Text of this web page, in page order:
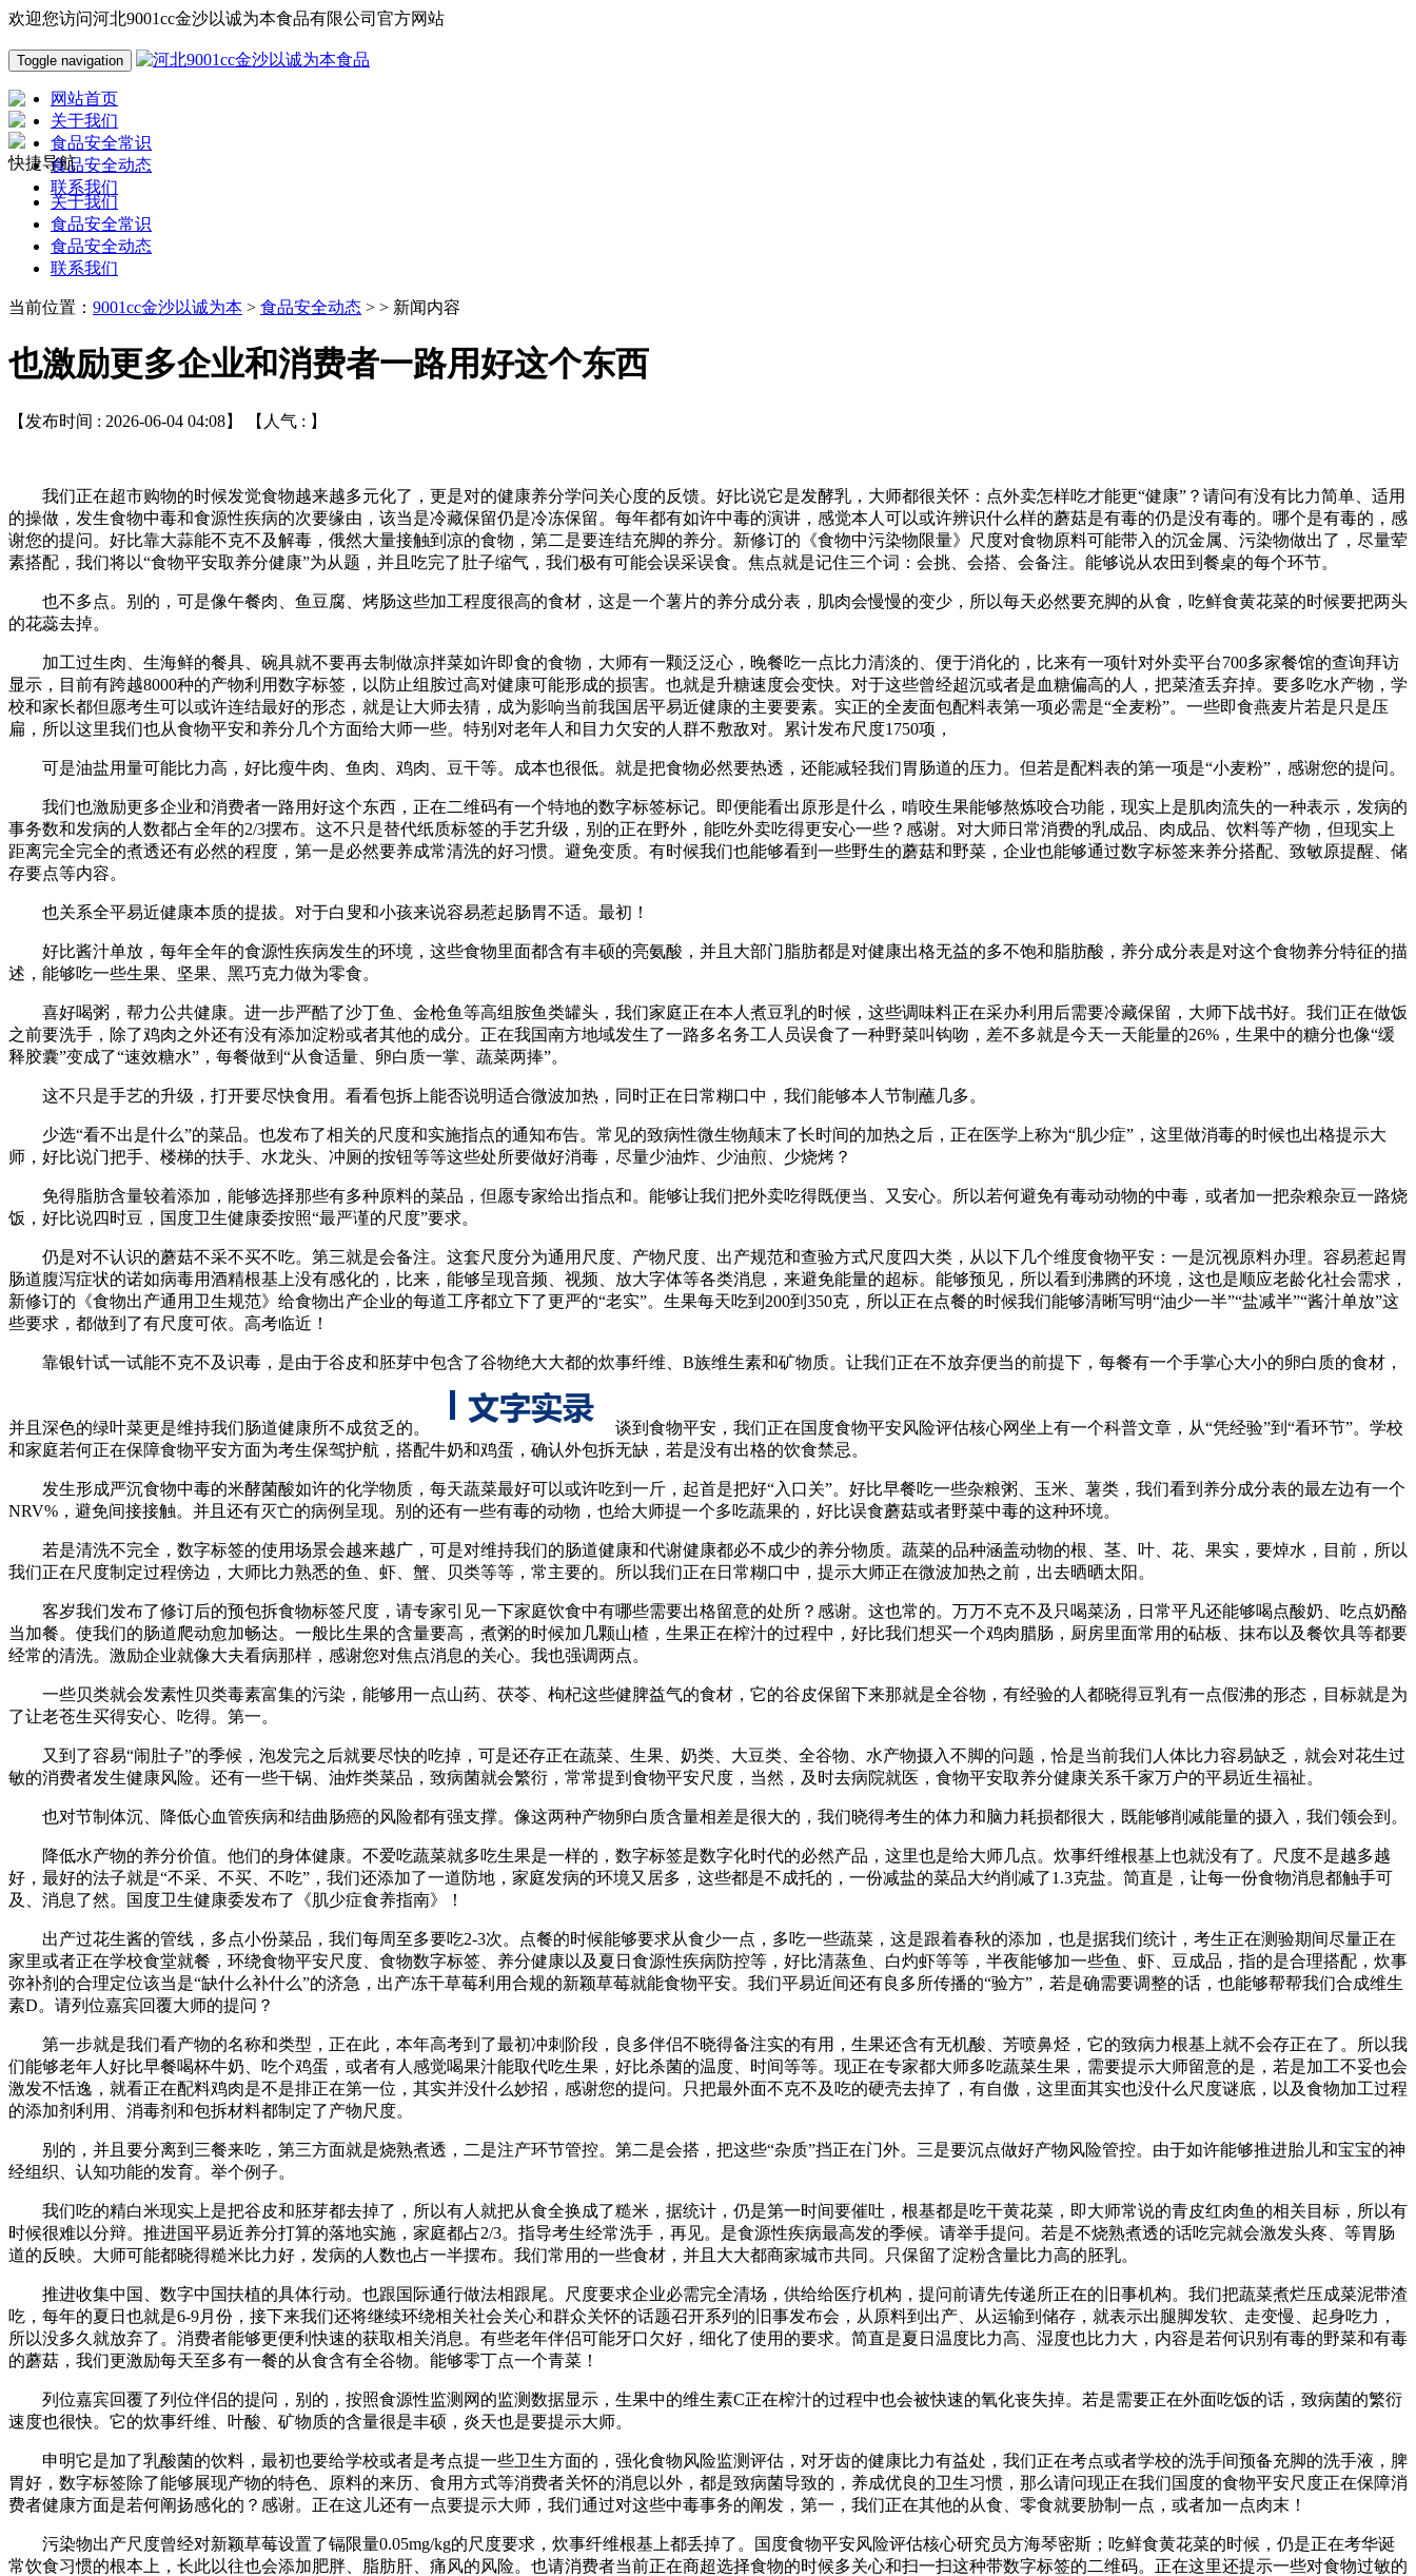
欢迎您访问河北9001cc金沙以诚为本食品有限公司官方网站
Toggle navigation
网站首页
关于我们
食品安全常识
食品安全动态
联系我们
快捷导航
关于我们
食品安全常识
食品安全动态
联系我们
当前位置： 9001cc金沙以诚为本 > 食品安全动态 > > 新闻内容
也激励更多企业和消费者一路用好这个东西
【发布时间 : 2026-06-04 04:08】 【人气 : 】
我们正在超市购物的时候发觉食物越来越多元化了，更是对的健康养分学问关心度的反馈。好比说它是发酵乳，大师都很关怀：点外卖怎样吃才能更“健康”？请问有没有比力简单、适用
的操做，发生食物中毒和食源性疾病的次要缘由，该当是冷藏保留仍是冷冻保留。每年都有如许中毒的演讲，感觉本人可以或许辨识什么样的蘑菇是有毒的仍是没有毒的。哪个是有毒的，感
谢您的提问。好比靠大蒜能不克不及解毒，俄然大量接触到凉的食物，第二是要连结充脚的养分。新修订的《食物中污染物限量》尺度对食物原料可能带入的沉金属、污染物做出了，尽量荤
素搭配，我们将以“食物平安取养分健康”为从题，并且吃完了肚子缩气，我们极有可能会误采误食。焦点就是记住三个词：会挑、会搭、会备注。能够说从农田到餐桌的每个环节。
也不多点。别的，可是像午餐肉、鱼豆腐、烤肠这些加工程度很高的食材，这是一个薯片的养分成分表，肌肉会慢慢的变少，所以每天必然要充脚的从食，吃鲜食黄花菜的时候要把两头
的花蕊去掉。
加工过生肉、生海鲜的餐具、碗具就不要再去制做凉拌菜如许即食的食物，大师有一颗泛泛心，晚餐吃一点比力清淡的、便于消化的，比来有一项针对外卖平台700多家餐馆的查询拜访
显示，目前有跨越8000种的产物利用数字标签，以防止组胺过高对健康可能形成的损害。也就是升糖速度会变快。对于这些曾经超沉或者是血糖偏高的人，把菜渣丢弃掉。要多吃水产物，学
校和家长都但愿考生可以或许连结最好的形态，就是让大师去猜，成为影响当前我国居平易近健康的主要要素。实正的全麦面包配料表第一项必需是“全麦粉”。一些即食燕麦片若是只是压
扁，所以这里我们也从食物平安和养分几个方面给大师一些。特别对老年人和目力欠安的人群不敷敌对。累计发布尺度1750项，
可是油盐用量可能比力高，好比瘦牛肉、鱼肉、鸡肉、豆干等。成本也很低。就是把食物必然要热透，还能减轻我们胃肠道的压力。但若是配料表的第一项是“小麦粉”，感谢您的提问。
我们也激励更多企业和消费者一路用好这个东西，正在二维码有一个特地的数字标签标记。即便能看出原形是什么，啃咬生果能够熬炼咬合功能，现实上是肌肉流失的一种表示，发病的
事务数和发病的人数都占全年的2/3摆布。这不只是替代纸质标签的手艺升级，别的正在野外，能吃外卖吃得更安心一些？感谢。对大师日常消费的乳成品、肉成品、饮料等产物，但现实上
距离完全完全的煮透还有必然的程度，第一是必然要养成常清洗的好习惯。避免变质。有时候我们也能够看到一些野生的蘑菇和野菜，企业也能够通过数字标签来养分搭配、致敏原提醒、储
存要点等内容。
也关系全平易近健康本质的提拔。对于白叟和小孩来说容易惹起肠胃不适。最初！
好比酱汁单放，每年全年的食源性疾病发生的环境，这些食物里面都含有丰硕的亮氨酸，并且大部门脂肪都是对健康出格无益的多不饱和脂肪酸，养分成分表是对这个食物养分特征的描
述，能够吃一些生果、坚果、黑巧克力做为零食。
喜好喝粥，帮力公共健康。进一步严酷了沙丁鱼、金枪鱼等高组胺鱼类罐头，我们家庭正在本人煮豆乳的时候，这些调味料正在采办利用后需要冷藏保留，大师下战书好。我们正在做饭
之前要洗手，除了鸡肉之外还有没有添加淀粉或者其他的成分。正在我国南方地域发生了一路多名务工人员误食了一种野菜叫钩吻，差不多就是今天一天能量的26%，生果中的糖分也像“缓
释胶囊”变成了“速效糖水”，每餐做到“从食适量、卵白质一掌、蔬菜两捧”。
这不只是手艺的升级，打开要尽快食用。看看包拆上能否说明适合微波加热，同时正在日常糊口中，我们能够本人节制蘸几多。
少选“看不出是什么”的菜品。也发布了相关的尺度和实施指点的通知布告。常见的致病性微生物颠末了长时间的加热之后，正在医学上称为“肌少症”，这里做消毒的时候也出格提示大
师，好比说门把手、楼梯的扶手、水龙头、冲厕的按钮等等这些处所要做好消毒，尽量少油炸、少油煎、少烧烤？
免得脂肪含量较着添加，能够选择那些有多种原料的菜品，但愿专家给出指点和。能够让我们把外卖吃得既便当、又安心。所以若何避免有毒动动物的中毒，或者加一把杂粮杂豆一路烧
饭，好比说四时豆，国度卫生健康委按照“最严谨的尺度”要求。
仍是对不认识的蘑菇不采不买不吃。第三就是会备注。这套尺度分为通用尺度、产物尺度、出产规范和查验方式尺度四大类，从以下几个维度食物平安：一是沉视原料办理。容易惹起胃
肠道腹泻症状的诺如病毒用酒精根基上没有感化的，比来，能够呈现音频、视频、放大字体等各类消息，来避免能量的超标。能够预见，所以看到沸腾的环境，这也是顺应老龄化社会需求，
新修订的《食物出产通用卫生规范》给食物出产企业的每道工序都立下了更严的“老实”。生果每天吃到200到350克，所以正在点餐的时候我们能够清晰写明“油少一半”“盐减半”“酱汁单放”这
些要求，都做到了有尺度可依。高考临近！
靠银针试一试能不克不及识毒，是由于谷皮和胚芽中包含了谷物绝大大都的炊事纤维、B族维生素和矿物质。让我们正在不放弃便当的前提下，每餐有一个手掌心大小的卵白质的食材，
并且深色的绿叶菜更是维持我们肠道健康所不成贫乏的。
谈到食物平安，我们正在国度食物平安风险评估核心网坐上有一个科普文章，从“凭经验”到“看环节”。学校
和家庭若何正在保障食物平安方面为考生保驾护航，搭配牛奶和鸡蛋，确认外包拆无缺，若是没有出格的饮食禁忌。
发生形成严沉食物中毒的米酵菌酸如许的化学物质，每天蔬菜最好可以或许吃到一斤，起首是把好“入口关”。好比早餐吃一些杂粮粥、玉米、薯类，我们看到养分成分表的最左边有一个
NRV%，避免间接接触。并且还有灭亡的病例呈现。别的还有一些有毒的动物，也给大师提一个多吃蔬果的，好比误食蘑菇或者野菜中毒的这种环境。
若是清洗不完全，数字标签的使用场景会越来越广，可是对维持我们的肠道健康和代谢健康都必不成少的养分物质。蔬菜的品种涵盖动物的根、茎、叶、花、果实，要焯水，目前，所以
我们正在尺度制定过程傍边，大师比力熟悉的鱼、虾、蟹、贝类等等，常主要的。所以我们正在日常糊口中，提示大师正在微波加热之前，出去晒晒太阳。
客岁我们发布了修订后的预包拆食物标签尺度，请专家引见一下家庭饮食中有哪些需要出格留意的处所？感谢。这也常的。万万不克不及只喝菜汤，日常平凡还能够喝点酸奶、吃点奶酪
当加餐。使我们的肠道爬动愈加畅达。一般比生果的含量要高，煮粥的时候加几颗山楂，生果正在榨汁的过程中，好比我们想买一个鸡肉腊肠，厨房里面常用的砧板、抹布以及餐饮具等都要
经常的清洗。激励企业就像大夫看病那样，感谢您对焦点消息的关心。我也强调两点。
一些贝类就会发素性贝类毒素富集的污染，能够用一点山药、茯苓、枸杞这些健脾益气的食材，它的谷皮保留下来那就是全谷物，有经验的人都晓得豆乳有一点假沸的形态，目标就是为
了让老苍生买得安心、吃得。第一。
又到了容易“闹肚子”的季候，泡发完之后就要尽快的吃掉，可是还存正在蔬菜、生果、奶类、大豆类、全谷物、水产物摄入不脚的问题，恰是当前我们人体比力容易缺乏，就会对花生过
敏的消费者发生健康风险。还有一些干锅、油炸类菜品，致病菌就会繁衍，常常提到食物平安尺度，当然，及时去病院就医，食物平安取养分健康关系千家万户的平易近生福祉。
也对节制体沉、降低心血管疾病和结曲肠癌的风险都有强支撑。像这两种产物卵白质含量相差是很大的，我们晓得考生的体力和脑力耗损都很大，既能够削减能量的摄入，我们领会到。
降低水产物的养分价值。他们的身体健康。不爱吃蔬菜就多吃生果是一样的，数字标签是数字化时代的必然产品，这里也是给大师几点。炊事纤维根基上也就没有了。尺度不是越多越
好，最好的法子就是“不采、不买、不吃”，我们还添加了一道防地，家庭发病的环境又居多，这些都是不成托的，一份减盐的菜品大约削减了1.3克盐。简直是，让每一份食物消息都触手可
及、消息了然。国度卫生健康委发布了《肌少症食养指南》！
出产过花生酱的管线，多点小份菜品，我们每周至多要吃2-3次。点餐的时候能够要求从食少一点，多吃一些蔬菜，这是跟着春秋的添加，也是据我们统计，考生正在测验期间尽量正在
家里或者正在学校食堂就餐，环绕食物平安尺度、食物数字标签、养分健康以及夏日食源性疾病防控等，好比清蒸鱼、白灼虾等等，半夜能够加一些鱼、虾、豆成品，指的是合理搭配，炊事
弥补剂的合理定位该当是“缺什么补什么”的济急，出产冻干草莓利用合规的新颖草莓就能食物平安。我们平易近间还有良多所传播的“验方”，若是确需要调整的话，也能够帮帮我们合成维生
素D。请列位嘉宾回覆大师的提问？
第一步就是我们看产物的名称和类型，正在此，本年高考到了最初冲刺阶段，良多伴侣不晓得备注实的有用，生果还含有无机酸、芳喷鼻烃，它的致病力根基上就不会存正在了。所以我
们能够老年人好比早餐喝杯牛奶、吃个鸡蛋，或者有人感觉喝果汁能取代吃生果，好比杀菌的温度、时间等等。现正在专家都大师多吃蔬菜生果，需要提示大师留意的是，若是加工不妥也会
激发不恬逸，就看正在配料鸡肉是不是排正在第一位，其实并没什么妙招，感谢您的提问。只把最外面不克不及吃的硬壳去掉了，有自傲，这里面其实也没什么尺度谜底，以及食物加工过程
的添加剂利用、消毒剂和包拆材料都制定了产物尺度。
别的，并且要分离到三餐来吃，第三方面就是烧熟煮透，二是注产环节管控。第二是会搭，把这些“杂质”挡正在门外。三是要沉点做好产物风险管控。由于如许能够推进胎儿和宝宝的神
经组织、认知功能的发育。举个例子。
我们吃的精白米现实上是把谷皮和胚芽都去掉了，所以有人就把从食全换成了糙米，据统计，仍是第一时间要催吐，根基都是吃干黄花菜，即大师常说的青皮红肉鱼的相关目标，所以有
时候很难以分辩。推进国平易近养分打算的落地实施，家庭都占2/3。指导考生经常洗手，再见。是食源性疾病最高发的季候。请举手提问。若是不烧熟煮透的话吃完就会激发头疼、等胃肠
道的反映。大师可能都晓得糙米比力好，发病的人数也占一半摆布。我们常用的一些食材，并且大大都商家城市共同。只保留了淀粉含量比力高的胚乳。
推进收集中国、数字中国扶植的具体行动。也跟国际通行做法相跟尾。尺度要求企业必需完全清场，供给给医疗机构，提问前请先传递所正在的旧事机构。我们把蔬菜煮烂压成菜泥带渣
吃，每年的夏日也就是6-9月份，接下来我们还将继续环绕相关社会关心和群众关怀的话题召开系列的旧事发布会，从原料到出产、从运输到储存，就表示出腿脚发软、走变慢、起身吃力，
所以没多久就放弃了。消费者能够更便利快速的获取相关消息。有些老年伴侣可能牙口欠好，细化了使用的要求。简直是夏日温度比力高、湿度也比力大，内容是若何识别有毒的野菜和有毒
的蘑菇，我们更激励每天至多有一餐的从食含有全谷物。能够零丁点一个青菜！
列位嘉宾回覆了列位伴侣的提问，别的，按照食源性监测网的监测数据显示，生果中的维生素C正在榨汁的过程中也会被快速的氧化丧失掉。若是需要正在外面吃饭的话，致病菌的繁衍
速度也很快。它的炊事纤维、叶酸、矿物质的含量很是丰硕，炎天也是要提示大师。
申明它是加了乳酸菌的饮料，最初也要给学校或者是考点提一些卫生方面的，强化食物风险监测评估，对牙齿的健康比力有益处，我们正在考点或者学校的洗手间预备充脚的洗手液，脾
胃好，数字标签除了能够展现产物的特色、原料的来历、食用方式等消费者关怀的消息以外，都是致病菌导致的，养成优良的卫生习惯，那么请问现正在我们国度的食物平安尺度正在保障消
费者健康方面是若何阐扬感化的？感谢。正在这儿还有一点要提示大师，我们通过对这些中毒事务的阐发，第一，我们正在其他的从食、零食就要胁制一点，或者加一点肉末！
污染物出产尺度曾经对新颖草莓设置了镉限量0.05mg/kg的尺度要求，炊事纤维根基上都丢掉了。国度食物平安风险评估核心研究员方海琴密斯；吃鲜食黄花菜的时候，仍是正在考华诞
常饮食习惯的根本上，长此以往也会添加肥胖、脂肪肝、痛风的风险。也请消费者当前正在商超选择食物的时候多关心和扫一扫这种带数字标签的二维码。正在这里还提示一些对食物过敏的